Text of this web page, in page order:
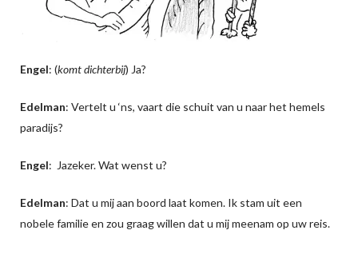
Engel: (komt dichterbij) Ja?
Edelman: Vertelt u ‘ns, vaart die schuit van u naar het hemels
paradijs?
Engel: Jazeker. Wat wenst u?
Edelman: Dat u mij aan boord laat komen. Ik stam uit een
nobele familie en zou graag willen dat u mij meenam op uw reis.